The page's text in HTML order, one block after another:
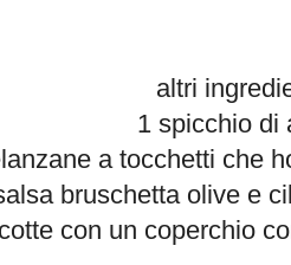
altri
1 spicchio di
a tocchetti che
bruschetta olive e
con un coperchio